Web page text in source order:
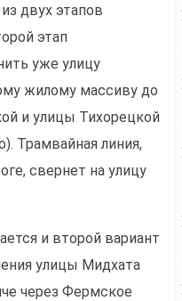
двух этапов
этап
уже улицу
жилому массиву до
и улицы Тихорецкой
Трамвайная линия,
свернет на улицу
и второй вариант
улицы Мидхата
через Фермское